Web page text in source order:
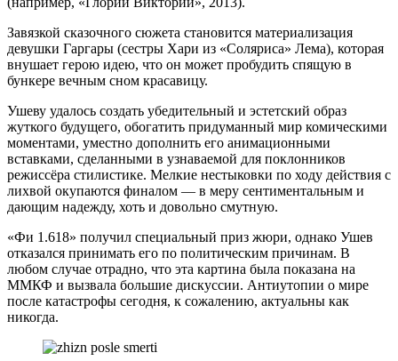
Завязкой сказочного сюжета становится материализация
девушки Гаргары (сестры Хари из «Соляриса» Лема), которая
внушает герою идею, что он может пробудить спящую в
бункере вечным сном красавицу.
Ушеву удалось создать убедительный и эстетский образ
жуткого будущего, обогатить придуманный мир комическими
моментами, уместно дополнить его анимационными
вставками, сделанными в узнаваемой для поклонников
режиссёра стилистике. Мелкие нестыковки по ходу действия с
лихвой окупаются финалом — в меру сентиментальным и
дающим надежду, хоть и довольно смутную.
«Фи 1.618» получил специальный приз жюри, однако Ушев
отказался принимать его по политическим причинам. В
любом случае отрадно, что эта картина была показана на
ММКФ и вызвала большие дискуссии. Антиутопии о мире
после катастрофы сегодня, к сожалению, актуальны как
никогда.